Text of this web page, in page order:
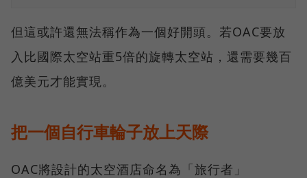
但這或許還無法稱作為一個好開頭。若OAC要放
入比國際太空站重5倍的旋轉太空站，還需要幾百
億美元才能實現。
把一個自行車輪子放上天際
OAC將設計的太空酒店命名為「旅行者」